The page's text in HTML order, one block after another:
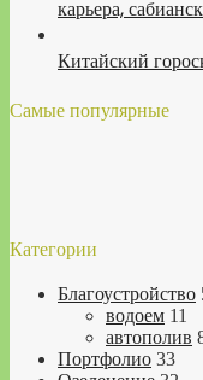
карьера,
Китайский
Самые популярные
Категории
Благоустройство
водоем 11
автополив
Портфолио 33